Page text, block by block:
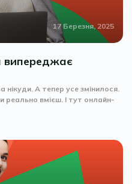
17 Березня, 2025
випереджає
А тепер усе змінилося.
реально вмієш. І тут онлайн-